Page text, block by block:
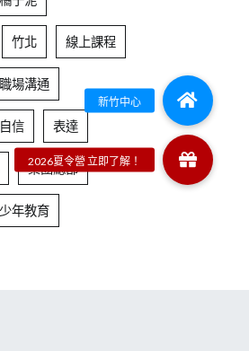
竹北 線上課程
職場溝通
自信 表達
集團總部
年教育